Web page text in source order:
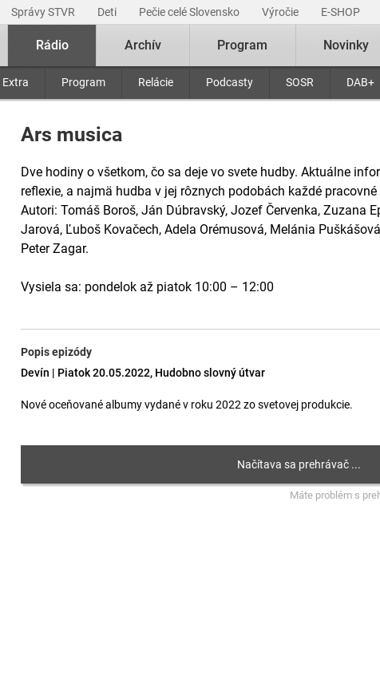
Správy STVR Deti Pečie celé Slovensko Výročie E-SHOP
Rádio
Program Relácie Podcasty SOSR DAB+
Archív Program Novinky
Ars musica
Dve hodiny o všetkom, čo sa deje vo svete hudby. Aktuálne
reflexie, a najmä hudba v jej rôznych podobách každé
Autori: Tomáš Boroš, Ján Dúbravský, Jozef Červenka, Zuzana
Jarová, Ľuboš Kovačech, Adela Orémusová, Melánia
Peter Zagar.
Vysiela sa: pondelok až piatok 10:00 – 12:00
Popis epizódy
Devín | Piatok 20.05.2022, Hudobno slovný útvar
Nové oceňované albumy vydané v roku 2022 zo svetovej produkcie.
Máte problém s